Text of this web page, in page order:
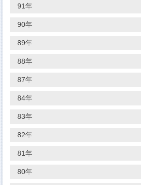
91年
90年
89年
88年
87年
84年
83年
82年
81年
80年